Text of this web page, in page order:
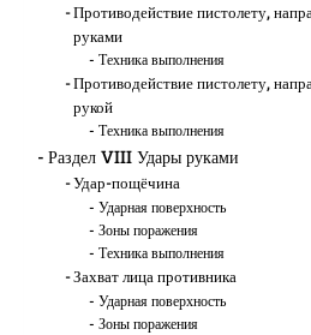
Противодействие пистолету,
руками
Техника выполнения
Противодействие пистолету,
рукой
Техника выполнения
Раздел VIII Удары руками
Удар-пощёчина
Ударная поверхность
Зоны поражения
Техника выполнения
Захват лица противника
Ударная поверхность
Зоны поражения